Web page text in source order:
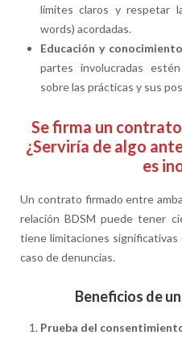
límites claros y respetar
words) acordadas.
Educación y
partes involucradas
sobre las prácticas y sus
Se firma un
¿Serviría de algo
es
Un contrato firmado entre
relación BDSM puede tener
tiene limitaciones significativas
caso de denuncias.
Beneficios de
Prueba del